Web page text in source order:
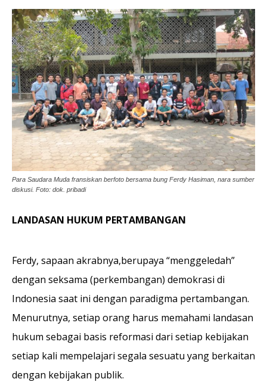
Para Saudara Muda fransiskan berfoto bersama bung Ferdy Hasiman, nara sumber
diskusi. Foto: dok. pribadi
LANDASAN HUKUM PERTAMBANGAN
Ferdy, sapaan akrabnya,berupaya “menggeledah”
dengan seksama (perkembangan) demokrasi di
Indonesia saat ini dengan paradigma pertambangan.
Menurutnya, setiap orang harus memahami landasan
hukum sebagai basis reformasi dari setiap kebijakan
setiap kali mempelajari segala sesuatu yang berkaitan
dengan kebijakan publik.